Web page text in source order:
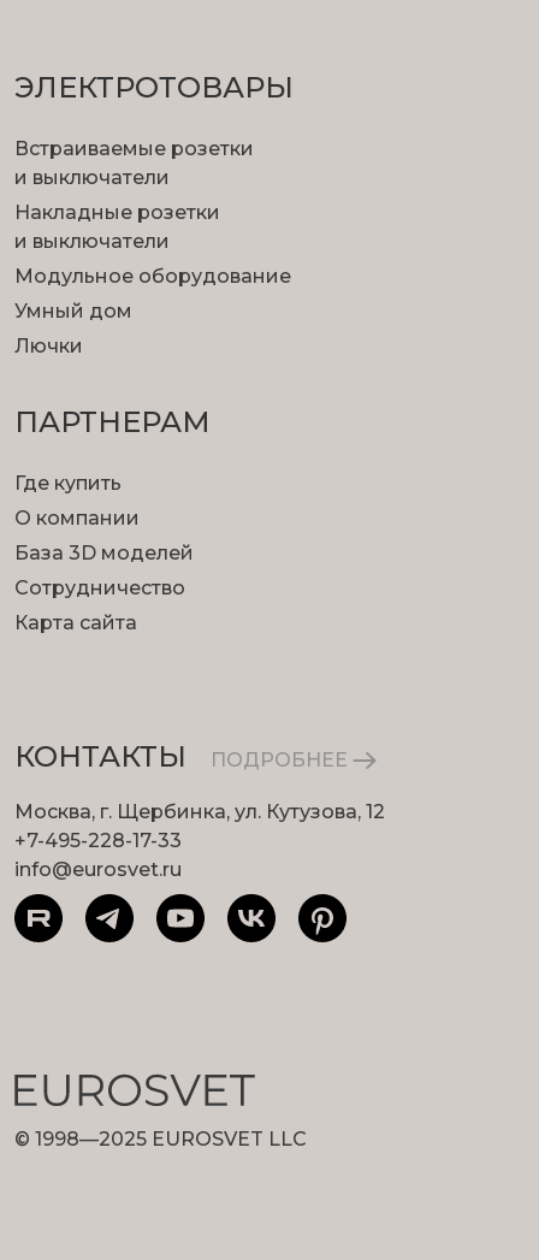
ЭЛЕКТРОТОВАРЫ
Встраиваемые розетки
и выключатели
Накладные розетки
и выключатели
Модульное оборудование
Умный дом
Лючки
ПАРТНЕРАМ
Где купить
О компании
База 3D моделей
Сотрудничество
Карта сайта
КОНТАКТЫ ПОДРОБНЕЕ
Москва, г. Щербинка, ул. Кутузова, 12
+7-495-228-17-33
info@eurosvet.ru
© 1998—2025 EUROSVET LLC